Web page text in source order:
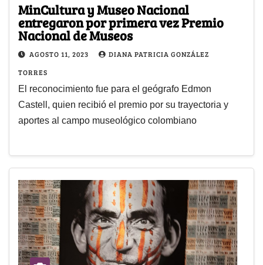
MinCultura y Museo Nacional
entregaron por primera vez Premio
Nacional de Museos
AGOSTO 11, 2023
DIANA PATRICIA GONZÁLEZ
TORRES
El reconocimiento fue para el geógrafo Edmon
Castell, quien recibió el premio por su trayectoria y
aportes al campo museológico colombiano